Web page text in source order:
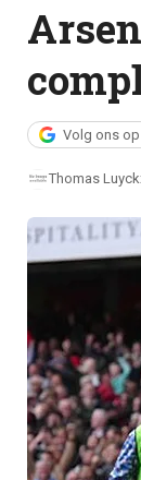
Volg ons
Thomas